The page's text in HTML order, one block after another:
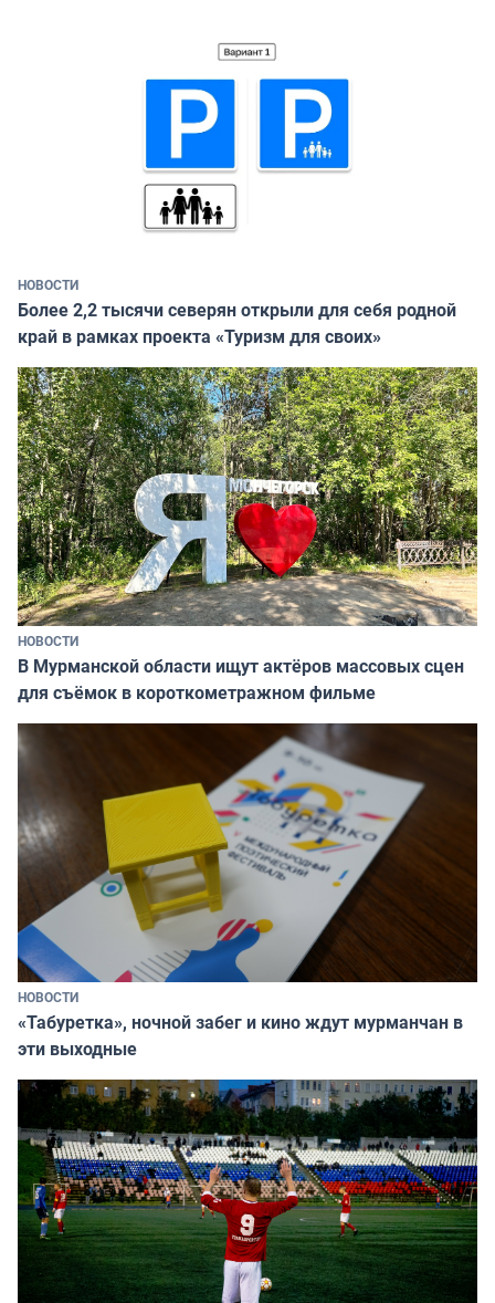
НОВОСТИ
Более 2,2 тысячи северян открыли для себя родной
край в рамках проекта «Туризм для своих»
НОВОСТИ
В Мурманской области ищут актёров массовых сцен
для съёмок в короткометражном фильме
НОВОСТИ
«Табуретка», ночной забег и кино ждут мурманчан в
эти выходные